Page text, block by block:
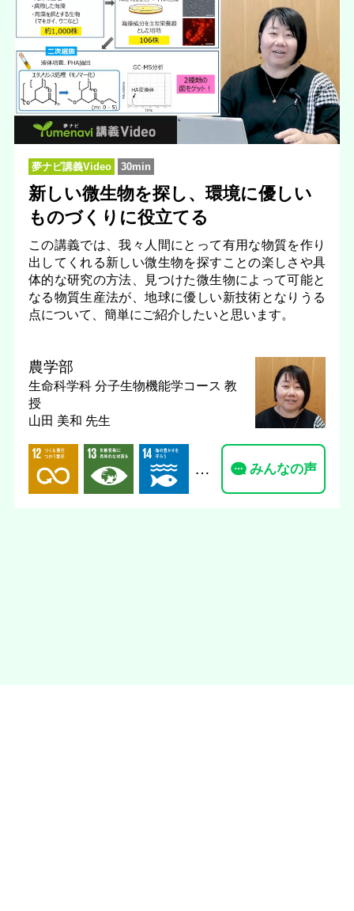
夢ナビ講義Video 30min
新しい微生物を探し、環境に優しい
ものづくりに役立てる
この講義では、我々人間にとって有用な物質を作り
出してくれる新しい微生物を探すことの楽しさや具
体的な研究の方法、見つけた微生物によって可能と
なる物質生産法が、地球に優しい新技術となりうる
点について、簡単にご紹介したいと思います。
農学部
生命科学科 分子生物機能学コース 教
授
山田 美和 先生
… みんなの声